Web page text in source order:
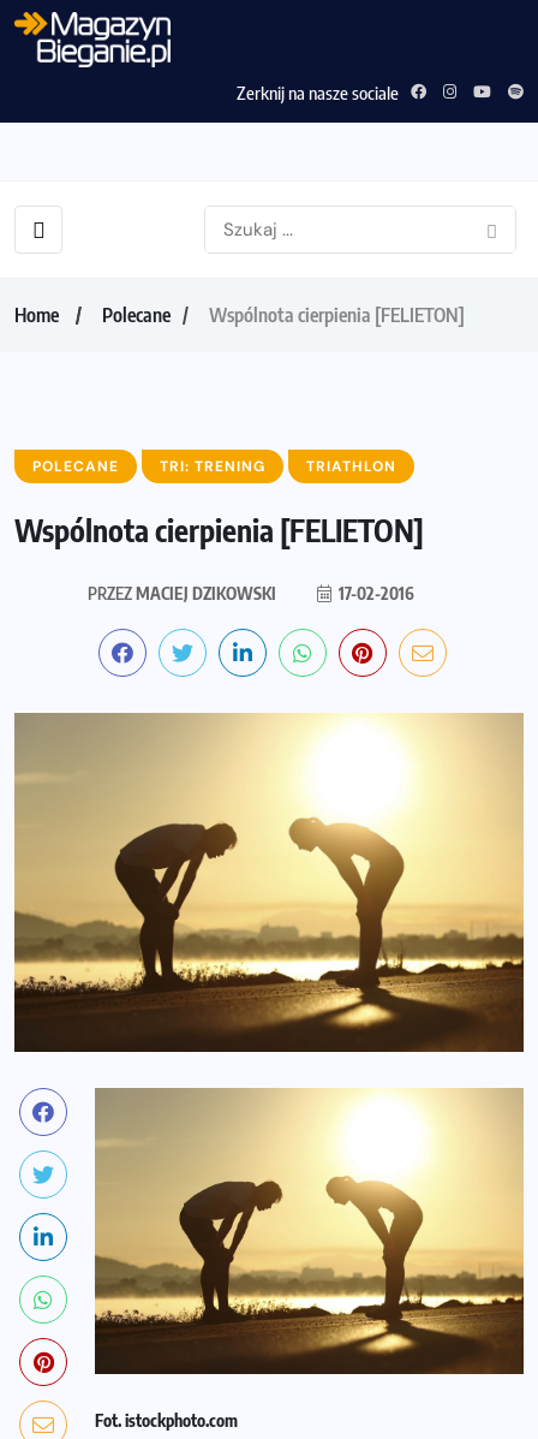
Zerknij na nasze sociale
Home Polecane Wspólnota cierpienia [FELIETON]
POLECANE TRI: TRENING TRIATHLON
Wspólnota cierpienia [FELIETON]
PRZEZMACIEJ DZIKOWSKI 17-02-2016
Fot. istockphoto.com